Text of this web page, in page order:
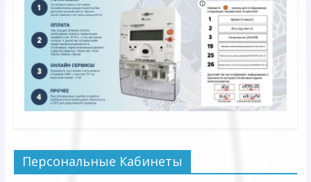
Персональные Кабинеты